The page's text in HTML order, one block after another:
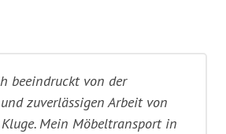
beeindruckt von der
zuverlässigen Arbeit von
Mein Möbeltransport in